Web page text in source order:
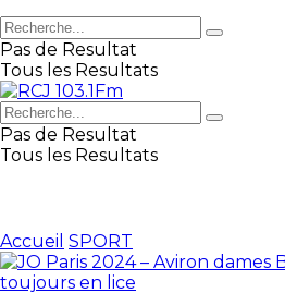
Pas de Resultat
Tous les Resultats
Pas de Resultat
Tous les Resultats
Accueil SPORT